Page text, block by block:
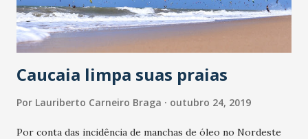
foco na prevenção ao uso de drogas. Durante toda a manhã,
o evento oferece a...
Caucaia limpa suas praias
Por Lauriberto Carneiro Braga outubro 24, 2019
Por conta das incidência de manchas de óleo no Nordeste